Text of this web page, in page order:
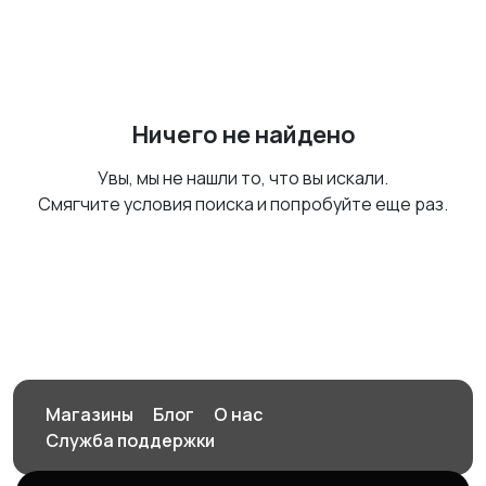
Ничего не найдено
Увы, мы не нашли то, что вы искали.
Смягчите условия поиска и попробуйте еще раз.
Магазины Блог
О нас
Служба поддержки